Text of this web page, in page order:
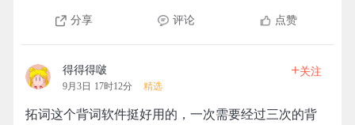
分享 评论 点赞
得得得啵
9月3日 17时12分 精选
+关注
拓词这个背词软件挺好用的，一次需要经过三次的背